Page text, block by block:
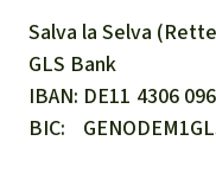
Salva la Selva
GLS Bank
IBAN DE11 4306
BIC